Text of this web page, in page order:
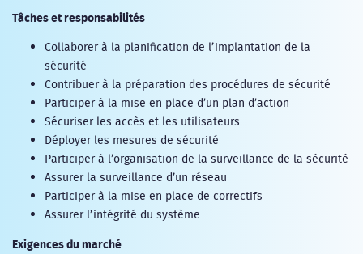
Tâches et responsabilités
Collaborer à la planification de l’implantation de la
sécurité
Contribuer à la préparation des procédures de sécurité
Participer à la mise en place d’un plan d’action
Sécuriser les accès et les utilisateurs
Déployer les mesures de sécurité
Participer à l’organisation de la surveillance de la sécurité
Assurer la surveillance d’un réseau
Participer à la mise en place de correctifs
Assurer l’intégrité du système
Exigences du marché